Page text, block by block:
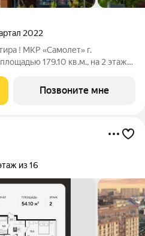
2022
! МКР «Самолет» г.
179.10 кв.м., на 2 этаже.
Краснодара, в районе Западного
Позвоните мне
из 16